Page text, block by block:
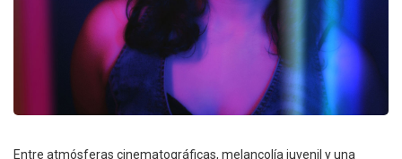
Entre atmósferas cinematográficas, melancolía juvenil y una